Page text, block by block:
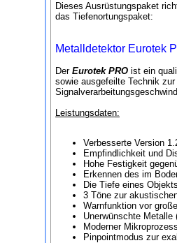
Dieses Ausrüstungspaket
das Tiefenortungspaket:
Metalldetektor Eurotek
Der Eurotek PRO ist ein
sowie ausgefeilte Technik
Leistungsdaten:
Verbesserte Version
Empfindlichkeit und
Hohe Festigkeit
Erkennen des im
Die Tiefe eines
3 Töne zur
Warnfunktion vor
Unerwünschte
Moderner
Pinpointmodus zur